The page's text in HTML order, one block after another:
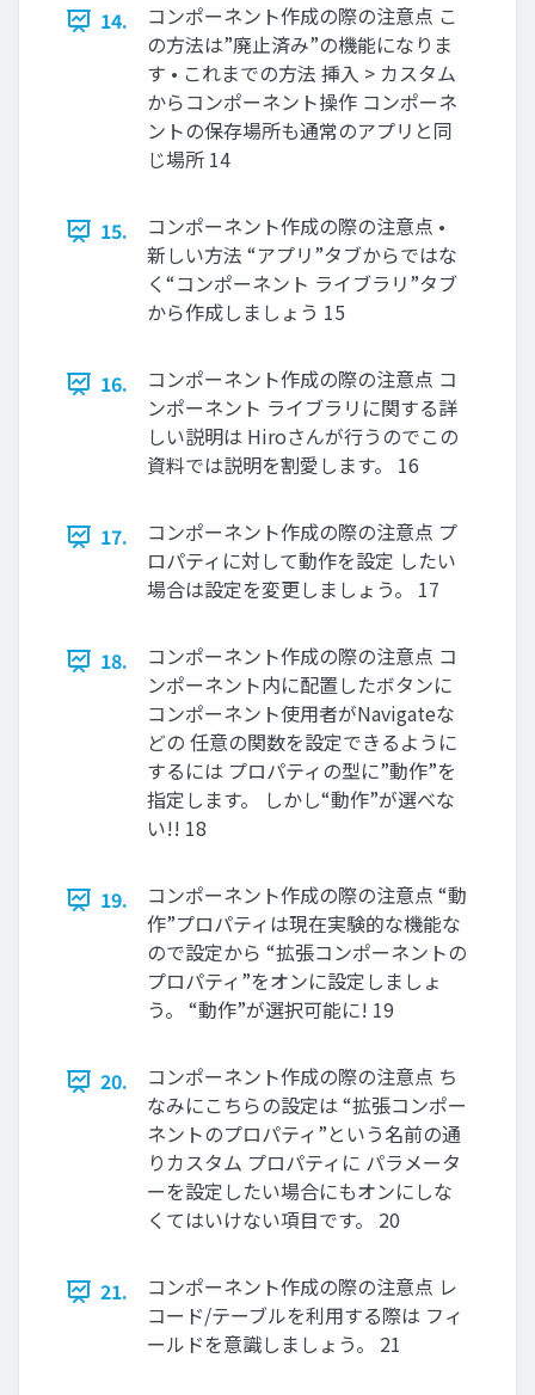
14.
コンポーネント作成の際の注意点 こ
の方法は”廃止済み”の機能になりま
す • これまでの方法 挿入 > カスタム
からコンポーネント操作 コンポーネ
ントの保存場所も通常のアプリと同
じ場所 14
15.
コンポーネント作成の際の注意点 •
新しい方法 “アプリ”タブからではな
く“コンポーネント ライブラリ”タブ
から作成しましょう 15
16.
コンポーネント作成の際の注意点 コ
ンポーネント ライブラリに関する詳
しい説明は Hiroさんが行うのでこの
資料では説明を割愛します。 16
17.
コンポーネント作成の際の注意点 プ
ロパティに対して動作を設定 したい
場合は設定を変更しましょう。 17
18.
コンポーネント作成の際の注意点 コ
ンポーネント内に配置したボタンに
コンポーネント使用者がNavigateな
どの 任意の関数を設定できるように
するには プロパティの型に”動作”を
指定します。 しかし“動作”が選べな
い!! 18
19.
コンポーネント作成の際の注意点 “動
作”プロパティは現在実験的な機能な
ので設定から “拡張コンポーネントの
プロパティ”をオンに設定しましょ
う。 “動作”が選択可能に! 19
20.
コンポーネント作成の際の注意点 ち
なみにこちらの設定は “拡張コンポー
ネントのプロパティ”という名前の通
りカスタム プロパティに パラメータ
ーを設定したい場合にもオンにしな
くてはいけない項目です。 20
21.
コンポーネント作成の際の注意点 レ
コード/テーブルを利用する際は フィ
ールドを意識しましょう。 21